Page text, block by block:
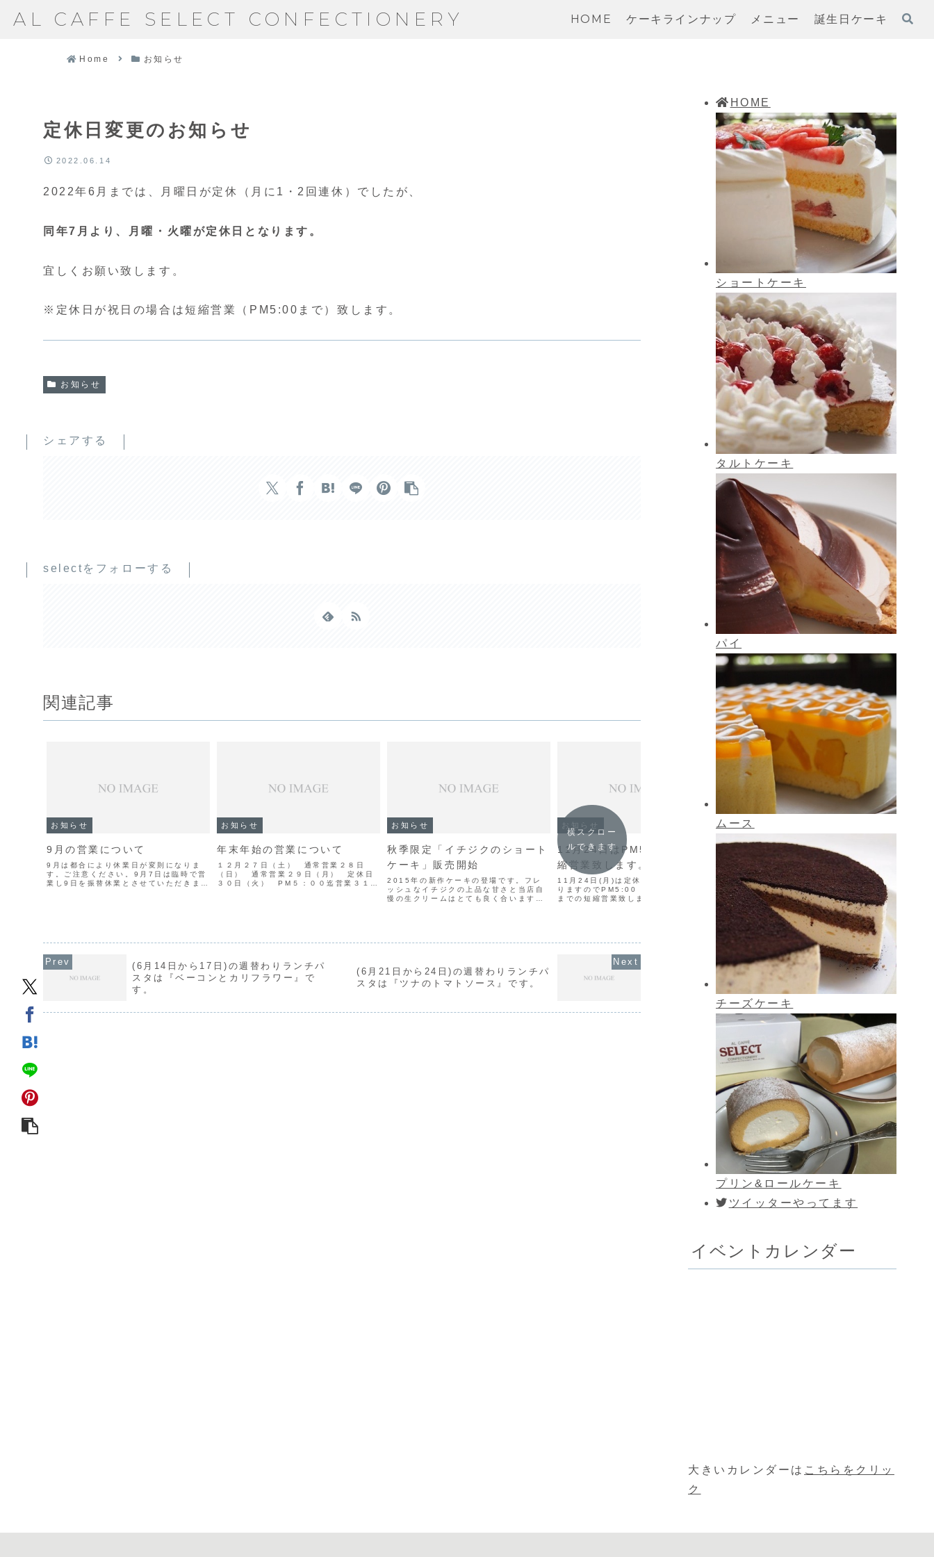
AL CAFFE SELECT CONFECTIONERY HOME ケーキラインナップ メニュー 誕生日ケーキ
Home お知らせ
定休日変更のお知らせ
2022.06.14
2022年6月までは、月曜日が定休（月に1・2回連休）でしたが、
同年7月より、月曜・火曜が定休日となります。
宜しくお願い致します。
※定休日が祝日の場合は短縮営業（PM5:00まで）致します。
お知らせ
シェアする
selectをフォローする
関連記事
お知らせ
9月の営業について
9月は都合により休業日が変則になりま
す。ご注意ください。9月7日は臨時で営
業し9日を振替休業とさせていただきま
お知らせ
年末年始の営業について
１２月２７日（土） 通常営業２８日
（日） 通常営業２９日（月） 定休日
３０日（火） PM５：００迄営業３１日
お知らせ
秋季限定「イチジクのショート
ケーキ」販売開始
2015年の新作ケーキの登場です。フレ
ッシュなイチジクの上品な甘さと当店自
慢の生クリームはとても良く合います。
お知らせ
11月24日はPM5:00までの短
縮営業致します。
11月24日(月)は定休日ですが、祝日にな
りますのでPM5:00（L.O. PM4:00）
までの短縮営業致します。『オムライス
利用下さい。尚、11月25日(火)が振替休
お知らせ
本年もありがとうございまし
た。
本日大晦日はPM5:00をもちまして年内
の営業を終了致しました。本年もセレク
トをご利用いただき誠にありがとうござ
いました。新年は1月2日から営業致しま
す。（PM4:00迄の営業）新年もご愛顧
の程、宜しくお願い申し上げます。
横スクロー
ルできます
(6月14日から17日)の週替わりランチパ
スタは『ベーコンとカリフラワー』で
す。
(6月21日から24日)の週替わりランチパ
スタは『ツナのトマトソース』です。
HOME
ショートケーキ
タルトケーキ
パイ
ムース
チーズケーキ
プリン&ロールケーキ
ツイッターやってます
イベントカレンダー
大きいカレンダーは こちらをクリッ
ク